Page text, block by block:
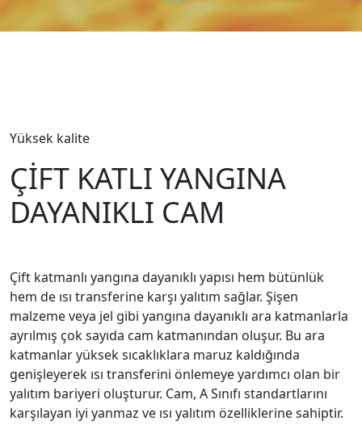
Yüksek kalite
ÇİFT KATLI YANGINA
DAYANIKLI CAM
Çift katmanlı yangına dayanıklı yapısı hem bütünlük
hem de ısı transferine karşı yalıtım sağlar. Şişen
malzeme veya jel gibi yangına dayanıklı ara katmanlarla
ayrılmış çok sayıda cam katmanından oluşur. Bu ara
katmanlar yüksek sıcaklıklara maruz kaldığında
genişleyerek ısı transferini önlemeye yardımcı olan bir
yalıtım bariyeri oluşturur. Cam, A Sınıfı standartlarını
karşılayan iyi yanmaz ve ısı yalıtım özelliklerine sahiptir.